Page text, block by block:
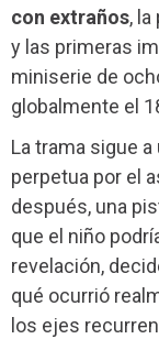
con extraños,
y las primeras
miniserie de
globalmente el
La trama sigue
perpetua por el
después, una
que el niño
revelación,
qué ocurrió
los ejes